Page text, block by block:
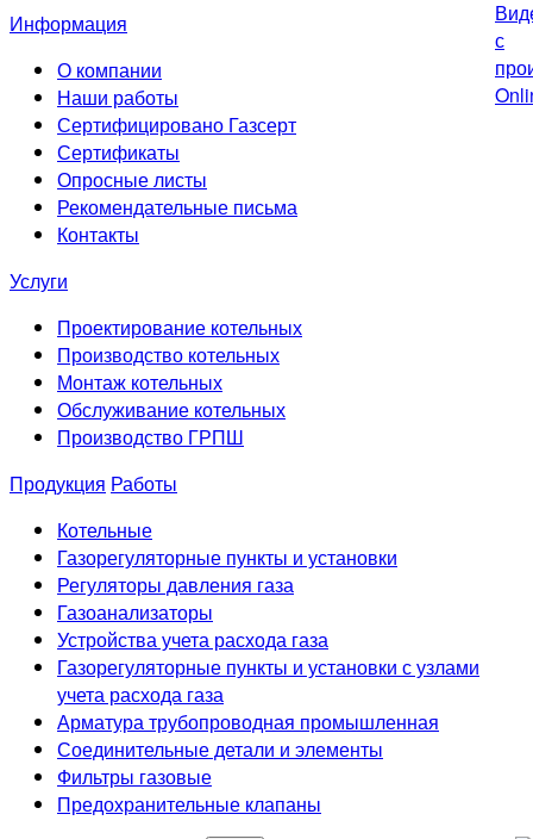
Информация
О компании
Наши работы
Сертифицировано Газсерт
Сертификаты
Опросные листы
Рекомендательные письма
Контакты
Услуги
Проектирование котельных
Производство котельных
Монтаж котельных
Обслуживание котельных
Производство ГРПШ
Продукция Работы
Котельные
Газорегуляторные пункты и установки
Регуляторы давления газа
Газоанализаторы
Устройства учета расхода газа
Газорегуляторные пункты и установки с узлами
учета расхода газа
Арматура трубопроводная промышленная
Соединительные детали и элементы
Фильтры газовые
Предохранительные клапаны